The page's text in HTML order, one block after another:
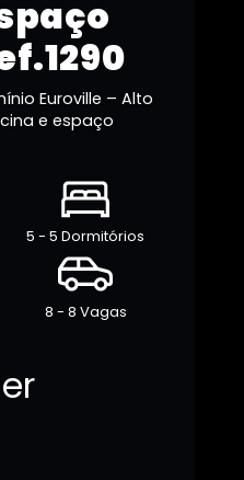
Euroville – Alto
e espaço
5 - 5 Dormitórios
8 - 8 Vagas